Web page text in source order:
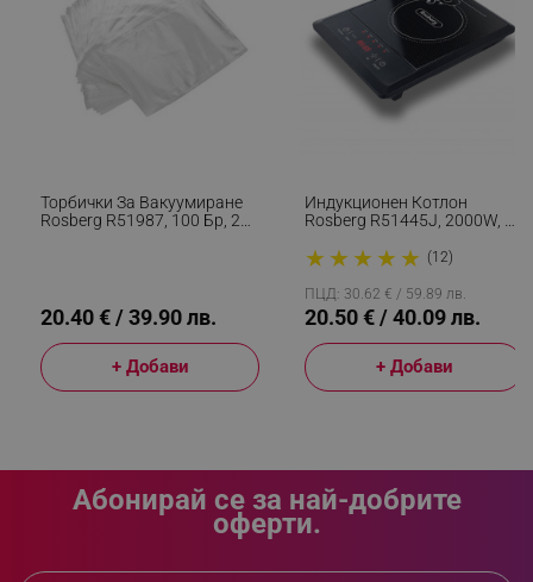
Торбички За Вакуумиране
Rosberg R51987, 100 Бр, 20
20.40 € / 39.90 лв.
+ Добави
Индукционен Котлон
Rosberg R51445J, 2000W, 8
★ ★ ★ ★ ★ (12)
ПЦД: 30.62 € / 59.89 лв.
20.50 € / 40.09 лв.
+ Добави
Абонирай се за най-добрите
оферти.
rlv_h_fbp
rlv_p
.alleop.bg
.alleop.bg
.alleop.bg
rlv_iv
.alleop.bg
rlv_e_pt
.alleop.bg
rlv_e
.alleop.bg
rlv_h_wish
.alleop.bg
rlv_impersonate_p
rlv_endpoint
.alleop.bg